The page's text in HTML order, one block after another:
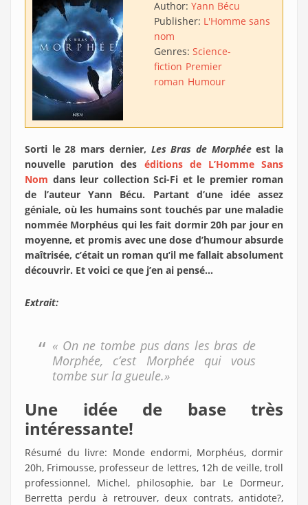
Author: Yann Bécu
Publisher: L'Homme sans
nom
Genres: Science-
fiction Premier
roman Humour
Sorti le 28 mars dernier, Les Bras de Morphéeest la
nouvelle parution des éditions de L’Homme Sans
Nom dans leur collection Sci-Fi et le premier roman
de l’auteur Yann Bécu. Partant d’une idée assez
géniale, où les humains sont touchés par une maladie
nommée Morphéus qui les fait dormir 20h par jour en
moyenne, et promis avec une dose d’humour absurde
maîtrisée, c’était un roman qu’il me fallait absolument
découvrir. Et voici ce que j’en ai pensé…
Extrait:
« On ne tombe pus dans les bras de
Morphée, c’est Morphée qui vous
tombe sur la gueule.»
Une idée de base très
intéressante!
Résumé du livre: Monde endormi, Morphéus, dormir
20h, Frimousse, professeur de lettres, 12h de veille, troll
professionnel, Michel, philosophie, bar Le Dormeur,
Berretta perdu à retrouver, deux contrats, antidote?,